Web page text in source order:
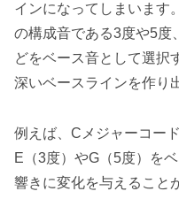
インになってしまいます
の構成音である3度や5度
どをベース音として選択
深いベースラインを作り
例えば、Cメジャーコー
E（3度）やG（5度）を
響きに変化を与えること